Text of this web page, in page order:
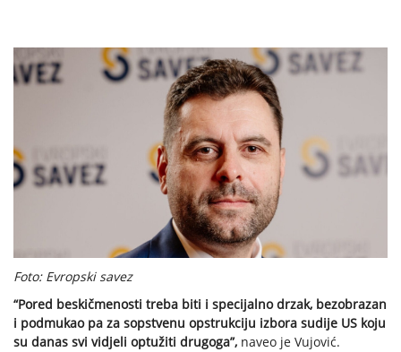
Foto: Evropski savez
“Pored beskičmenosti treba biti i specijalno drzak, bezobrazan
i podmukao pa za sopstvenu opstrukciju izbora sudije US koju
su danas svi vidjeli optužiti drugoga”, naveo je Vujović.